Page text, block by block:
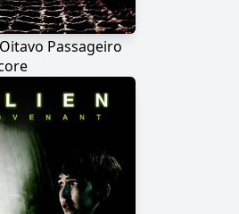
Passageiro